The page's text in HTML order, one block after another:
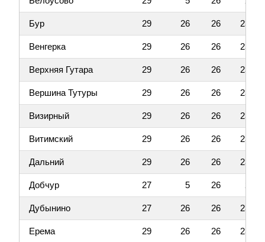
Бур 29 26 26 23
Венгерка 29 26 26 23
Верхняя Гутара 29 26 26 23
Вершина Тутуры 29 26 26 23
Визирный 29 26 26 23
Витимский 29 26 26 23
Дальний 29 26 26 23
Добчур 27 5 26
Дубынино 27 26 26 23
Ерема 29 26 26 23